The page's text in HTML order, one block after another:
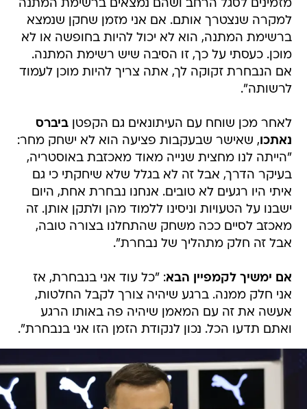
מזמינים לסגל הרחב ושהם נמצאים ברשימת המתנה
למקרה שנצטרך אותם. אם אני מזמן שחקן שנמצא
ברשימת המתנה, הוא לא יכול להיות בחופשה או לא
מוכן. כעסתי על כך, זו הסיבה שיש רשימת המתנה.
אם הנבחרת זקוקה לך, אתה צריך להיות מוכן לעמוד
לרשותה".
לאחר מכן שוחח עם העיתונאים גם הקפטןביברס
נאתכו, שאישר שבעקבות פציעה הוא לא ישחק מחר:
"הייתה לנו מחצית שנייה מאוד מאכזבת באוסטריה,
בעיקר הדרך, אבל זה לא בגלל שלא שיחקתי כי גם
איתי היו רגעים לא טובים. אנחנו נבחרת אחת, היום
ישבנו על הטעויות וניסינו ללמוד מהן ולתקן אותן. זה
מאכזב לסיים ככה משחק שהתחלנו בצורה טובה,
אבל זה חלק מתהליך של נבחרת".
אם ימשיך לקמפיין הבא: "כל עוד אני בנבחרת, אז
אני חלק ממנה. ברגע שיהיה צורך לקבל החלטות,
אעשה את זה עם המאמן שיהיה פה באותו הרגע
ואתם תדעו הכל. נכון לנקודת הזמן הזו אני בנבחרת".